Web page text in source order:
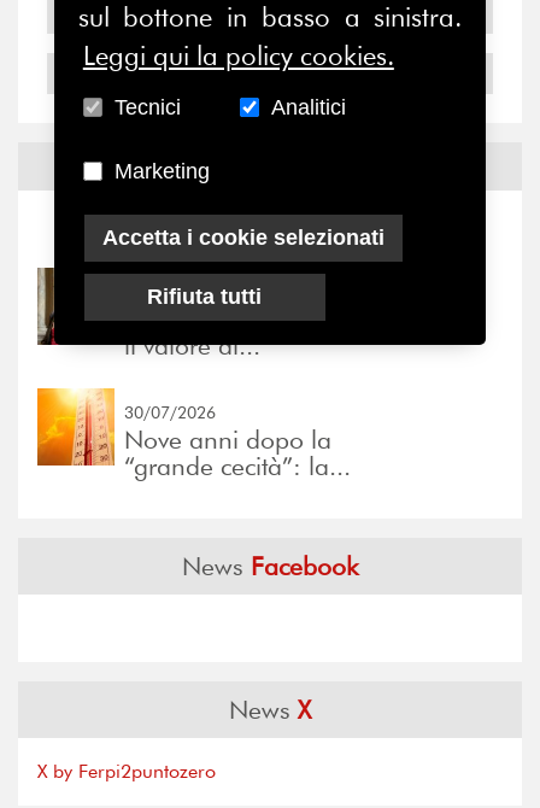
2005
2004
Notizie ed
Notizie-Eventi
31/07/2026
Prima della pausa estiva,
il valore di...
30/07/2026
Nove anni dopo la
“grande cecità”: la...
News Facebook
NewsX
X by Ferpi2puntozero
sul bottone in basso a sinistra.
Leggi qui la policy cookies.
Tecnici Analitici
Marketing
Accetta i cookie selezionati
Rifiuta tutti